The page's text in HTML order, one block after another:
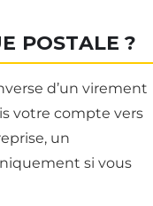
POSTALE ?
d’un virement
votre compte vers
un
si vous